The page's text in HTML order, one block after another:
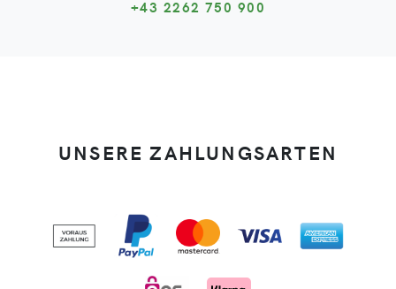
+43 2262 750 900
UNSERE ZAHLUNGSARTEN